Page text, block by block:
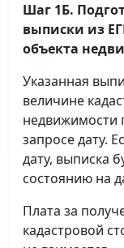
Шаг 1Б.
выписки из
объекта
Указанная
величине
недвижимости
запросе дату.
дату, выписка
состоянию на
Плата за
кадастровой